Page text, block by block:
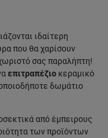
ιδαίτερη
που θα χαρίσουν
σας παραλήπτη!
επιτραπέζιο κεραμικό
δωμάτιο
από έμπειρους
των προϊόντων